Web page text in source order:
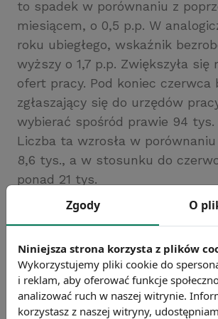
to spadek w porównaniu z
miesiącem, o 0,5 p.p. W
roku ubiegłego, wskaźnik
wyższy o 1,7 p.p. Zwiększyła się
ofert pracy. Pod koniec czerwca
zgłaszający się do urzędów
wybierać spośród prawie 94 tys.
Liczba ta wzrosła w
8,6 tys., a w stosunku do
ponad 21 tys.
Chcesz wiedzieć
Zgody O
Niniejsza strona korzysta z plików
Wykorzystujemy pliki cookie do
i reklam, aby oferować funkcje
analizować ruch w naszej witrynie.
korzystasz z naszej witryny,